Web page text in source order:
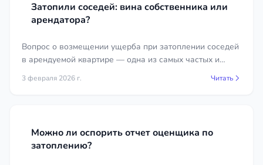
Затопили соседей: вина собственника или
арендатора?
Вопрос о возмещении ущерба при затоплении соседей
в арендуемой квартире — одна из самых частых и
стрессовых ситуаций для всех сторон. Владелец и
арендатор часто начинают искать виновного друг в
3 февраля 2026 г. Читать
Можно ли оспорить отчет оценщика по
затоплению?